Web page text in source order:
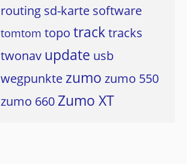
routing sd-karte software
tomtom topo tracktracks
twonav update usb
wegpunkte zumo zumo 550
zumo 660 Zumo XT